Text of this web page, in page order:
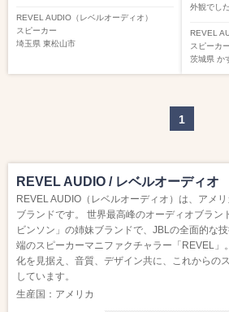
REVEL AUDIO（レベルオーディオ）
スピーカー
埼玉県 東松山市
外観でし
REVEL
スピーカー
茨城県 か
1
REVEL AUDIO / レベルオーディオ
REVEL AUDIO（レベルオーディオ）は、アメ
ブランドです。 世界最高峰のオーディオブラン
ビンソン」の姉妹ブランドで、JBLの全面的な
端のスピーカーマニファクチャラー「REVEL」
化を見据え、音質、デザイン共に、これからの
しています。
生産国：アメリカ